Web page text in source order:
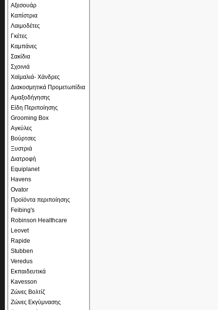
Αξεσουάρ
Καπίστρια
Λαιμοδέτες
Γκέτες
Καμπάνες
Σακίδια
Σχοινιά
Χαϊμαλιά- Χάνδρες
Διακοσμητικά Προμετωπίδια
Αμαξοδήγησης
Είδη Περιποίησης
Grooming Box
Αγκύλες
Βούρτσες
Ξυστριά
Διατροφή
Equiplanet
Havens
Ovator
Προϊόντα περιποίησης
Feibing's
Robinson Healthcare
Leovet
Rapide
Stubben
Veredus
Εκπαιδευτικά
Kavesson
Ζώνες Βολτίζ
Ζώνες Εκγύμνασης